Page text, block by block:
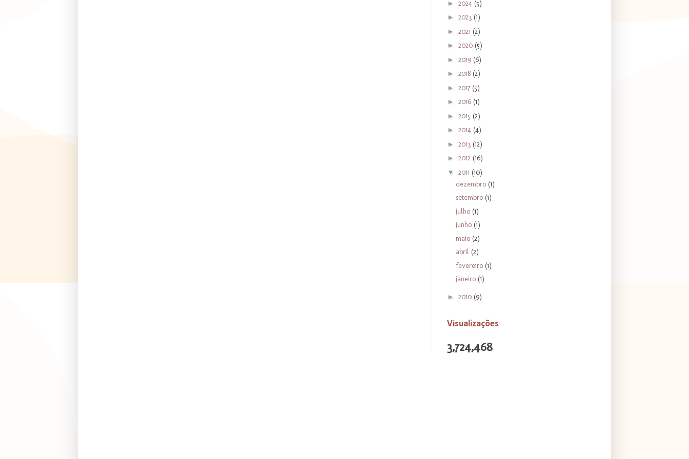
► 2024 (5)
► 2023 (1)
► 2021 (2)
► 2020 (5)
► 2019 (6)
► 2018 (2)
► 2017 (5)
► 2016 (1)
► 2015 (2)
► 2014 (4)
► 2013 (12)
► 2012 (16)
▼ 2011 (10)
dezembro (1)
setembro (1)
julho (1)
junho (1)
maio (2)
abril (2)
fevereiro (1)
janeiro (1)
► 2010 (9)
Visualizações
3,724,468